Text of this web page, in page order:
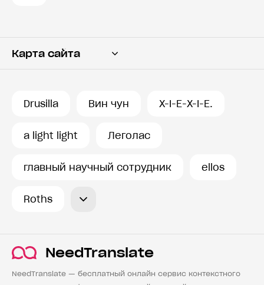
Карта сайта
Drusilla Вин чун X-I-E-X-I-E.
a light light Леголас
главный научный сотрудник ellos
Roths
NeedTranslate
NeedTranslate — бесплатный онлайн сервис контекстного